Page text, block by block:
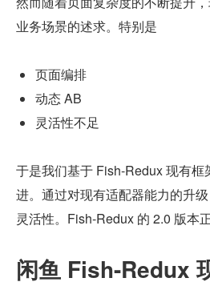
业务场景的述求。特别是
页面编排
动态 AB
灵活性不足
于是我们基于 Fish-Redux 现有
进。通过对现有适配器能力的升
灵活性。Fish-Redux 的 2.0 版本
闲鱼 Fish-Redux